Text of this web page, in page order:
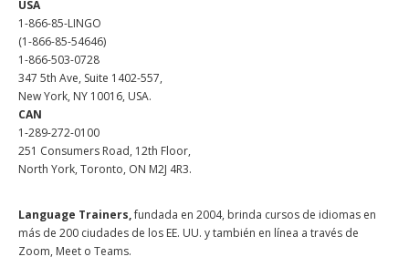
USA
1-866-85-LINGO
(1-866-85-54646)
1-866-503-0728
347 5th Ave, Suite 1402-557,
New York, NY 10016, USA.
CAN
1-289-272-0100
251 Consumers Road, 12th Floor,
North York, Toronto, ON M2J 4R3.
Language Trainers,fundada en 2004, brinda cursos de idiomas en
más de 200 ciudades de los EE. UU. y también en línea a través de
Zoom, Meet o Teams.